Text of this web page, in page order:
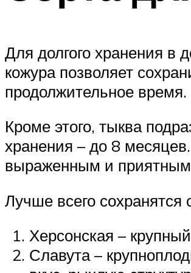
Для долгого хранения в
кожура позволяет
продолжительное время.
Кроме этого, тыква
хранения – до 8
выраженным и приятным
Лучше всего
Херсонская –
Славута –